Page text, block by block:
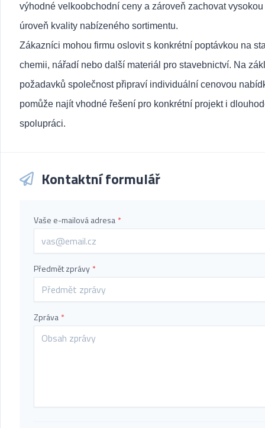
výhodné velkoobchodní ceny a zároveň zachovat vysokou
úroveň kvality nabízeného sortimentu.
Zákazníci mohou firmu oslovit s konkrétní poptávkou na
chemii, nářadí nebo další materiál pro stavebnictví. Na
požadavků společnost připraví individuální cenovou
pomůže najít vhodné řešení pro konkrétní projekt i
spolupráci.
Kontaktní formulář
Vaše e-mailová adresa *
Předmět zprávy *
Zpráva *